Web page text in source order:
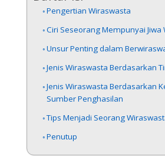
Pengertian Wiraswasta
Ciri Seseorang Mempunyai Jiwa
Unsur Penting dalam
Jenis Wiraswasta Berdasarkan
Jenis Wiraswasta Berdasarkan
Sumber Penghasilan
Tips Menjadi Seorang
Penutup